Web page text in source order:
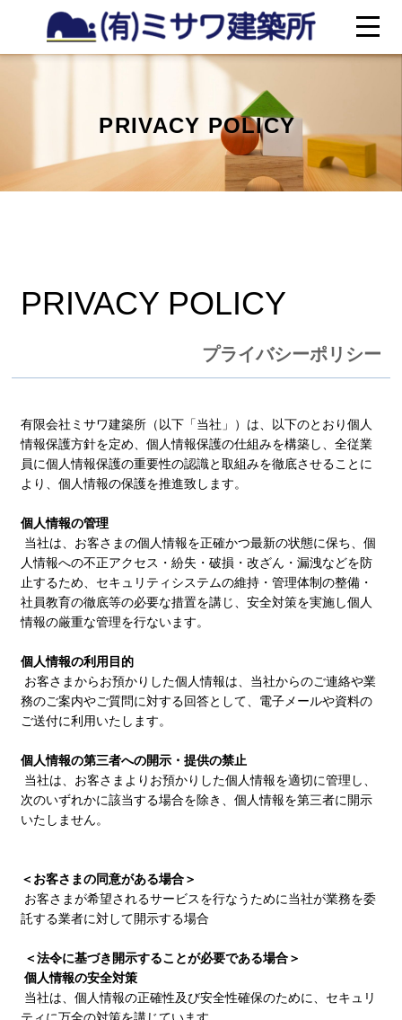
PRIVACY POLICY
PRIVACY POLICY
プライバシーポリシー
有限会社ミサワ建築所（以下「当社」）は、以下のとおり個人
情報保護方針を定め、個人情報保護の仕組みを構築し、全従業
員に個人情報保護の重要性の認識と取組みを徹底させることに
より、個人情報の保護を推進致します。
個人情報の管理
当社は、お客さまの個人情報を正確かつ最新の状態に保ち、個
人情報への不正アクセス・紛失・破損・改ざん・漏洩などを防
止するため、セキュリティシステムの維持・管理体制の整備・
社員教育の徹底等の必要な措置を講じ、安全対策を実施し個人
情報の厳重な管理を行ないます。
個人情報の利用目的
お客さまからお預かりした個人情報は、当社からのご連絡や業
務のご案内やご質問に対する回答として、電子メールや資料の
ご送付に利用いたします。
個人情報の第三者への開示・提供の禁止
当社は、お客さまよりお預かりした個人情報を適切に管理し、
次のいずれかに該当する場合を除き、個人情報を第三者に開示
いたしません。
＜お客さまの同意がある場合＞
お客さまが希望されるサービスを行なうために当社が業務を委
託する業者に対して開示する場合
＜法令に基づき開示することが必要である場合＞
個人情報の安全対策
当社は、個人情報の正確性及び安全性確保のために、セキュリ